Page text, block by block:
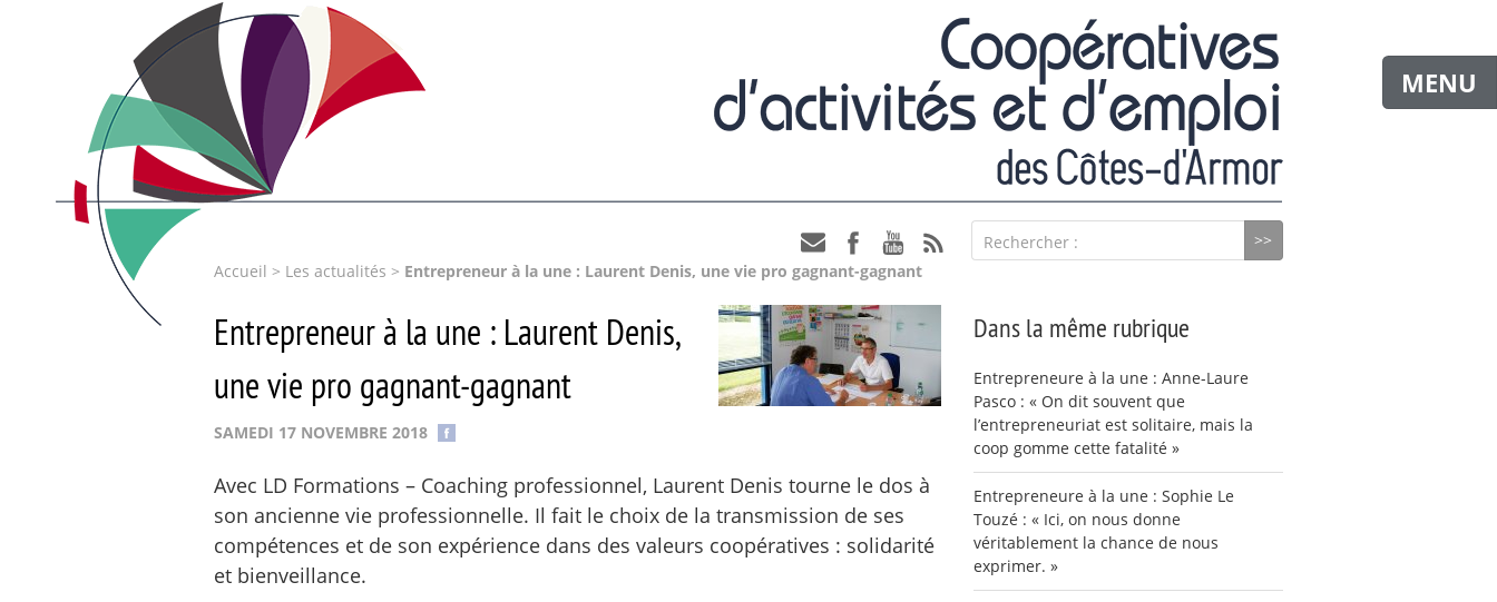
Rechercher :
MENU
Accueil > Les actualités > Entrepreneur à la une : Laurent Denis, une vie pro gagnant-gagnant
Entrepreneur à la une : Laurent Denis,
une vie pro gagnant-gagnant
SAMEDI 17 NOVEMBRE 2018
Avec LD Formations – Coaching professionnel, Laurent Denis tourne le dos à
son ancienne vie professionnelle. Il fait le choix de la transmission de ses
compétences et de son expérience dans des valeurs coopératives : solidarité
et bienveillance.
Dans la même rubrique
Entrepreneure à la une : Anne-Laure
Pasco : « On dit souvent que
l’entrepreneuriat est solitaire, mais la
coop gomme cette fatalité »
Entrepreneure à la une : Sophie Le
Touzé : « Ici, on nous donne
véritablement la chance de nous
exprimer. »